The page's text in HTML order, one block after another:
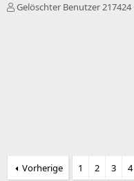
E
Gelöschter Benutzer 217424
Vorherige 1 2 3 4